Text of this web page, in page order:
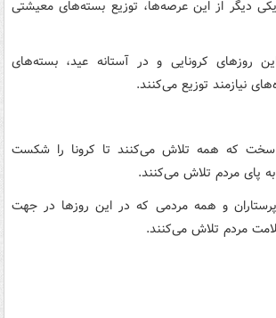
دیگر از این عرصه‌ها، توزیع بسته‌های معیشتی
روزهای کرونایی و در آستانه عید، بسته‌های
نیازمند توزیع می‌کنند.
سخت که همه تلاش می‌کنند تا کرونا را شکست
پای مردم تلاش می‌کنند.
و همه مردمی که در این روزها در جهت
مردم تلاش می‌کنند.